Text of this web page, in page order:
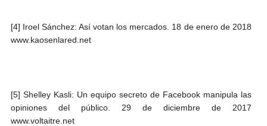
[4] Iroel Sánchez: Así votan los mercados. 18 de enero de 2018
www.kaosenlared.net
[5] Shelley Kasli: Un equipo secreto de Facebook manipula las
opiniones del público. 29 de diciembre de 2017
www.voltaitre.net